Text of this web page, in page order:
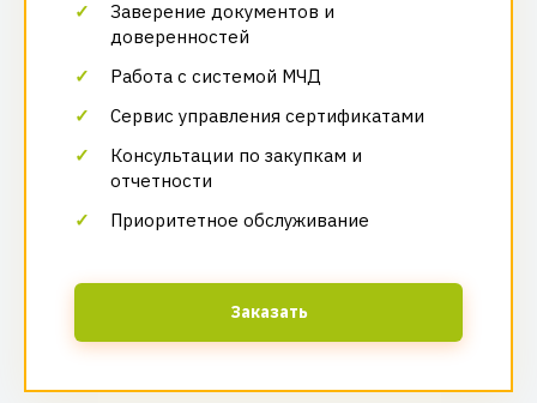
Заверение документов и
доверенностей
Работа с системой МЧД
Сервис управления сертификатами
Консультации по закупкам и
отчетности
Приоритетное обслуживание
Заказать